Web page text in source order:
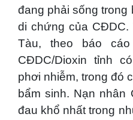
đang phải sống trong
di chứng của CĐDC.
Tàu, theo báo
CĐDC/Dioxin tỉnh
phơi nhiễm, trong đó
bẩm sinh. Nạn
đau khổ nhất trong